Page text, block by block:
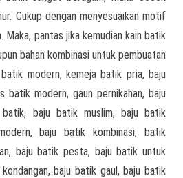
Cukup dengan menyesuaikan motif
Maka, pantas jika kemudian kain batik
bahan kombinasi untuk pembuatan
modern, kemeja batik pria, baju
batik modern, gaun pernikahan, baju
baju batik muslim, baju batik
baju batik kombinasi, batik
baju batik pesta, baju batik untuk
baju batik gaul, baju batik